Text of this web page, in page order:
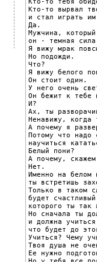
Кто-то вырвал
и стал играть
Да.
Мужчина,
он - темная
Я вижу мрак
Но подожди.
Что?
Я вижу белого
Он стоит один.
У него очень
Он бежит к
И?
Ах, ты
Ненавижу, когда
А почему я
Потому что надо
научиться
Белый пони?
А почему,
Нет.
Именно на белом
ты встретишь
Только в таком
будет
которого ты так
Но сначала ты
и должна
что будет до
Учиться? Чему
Твоя душа не
Ее нужно